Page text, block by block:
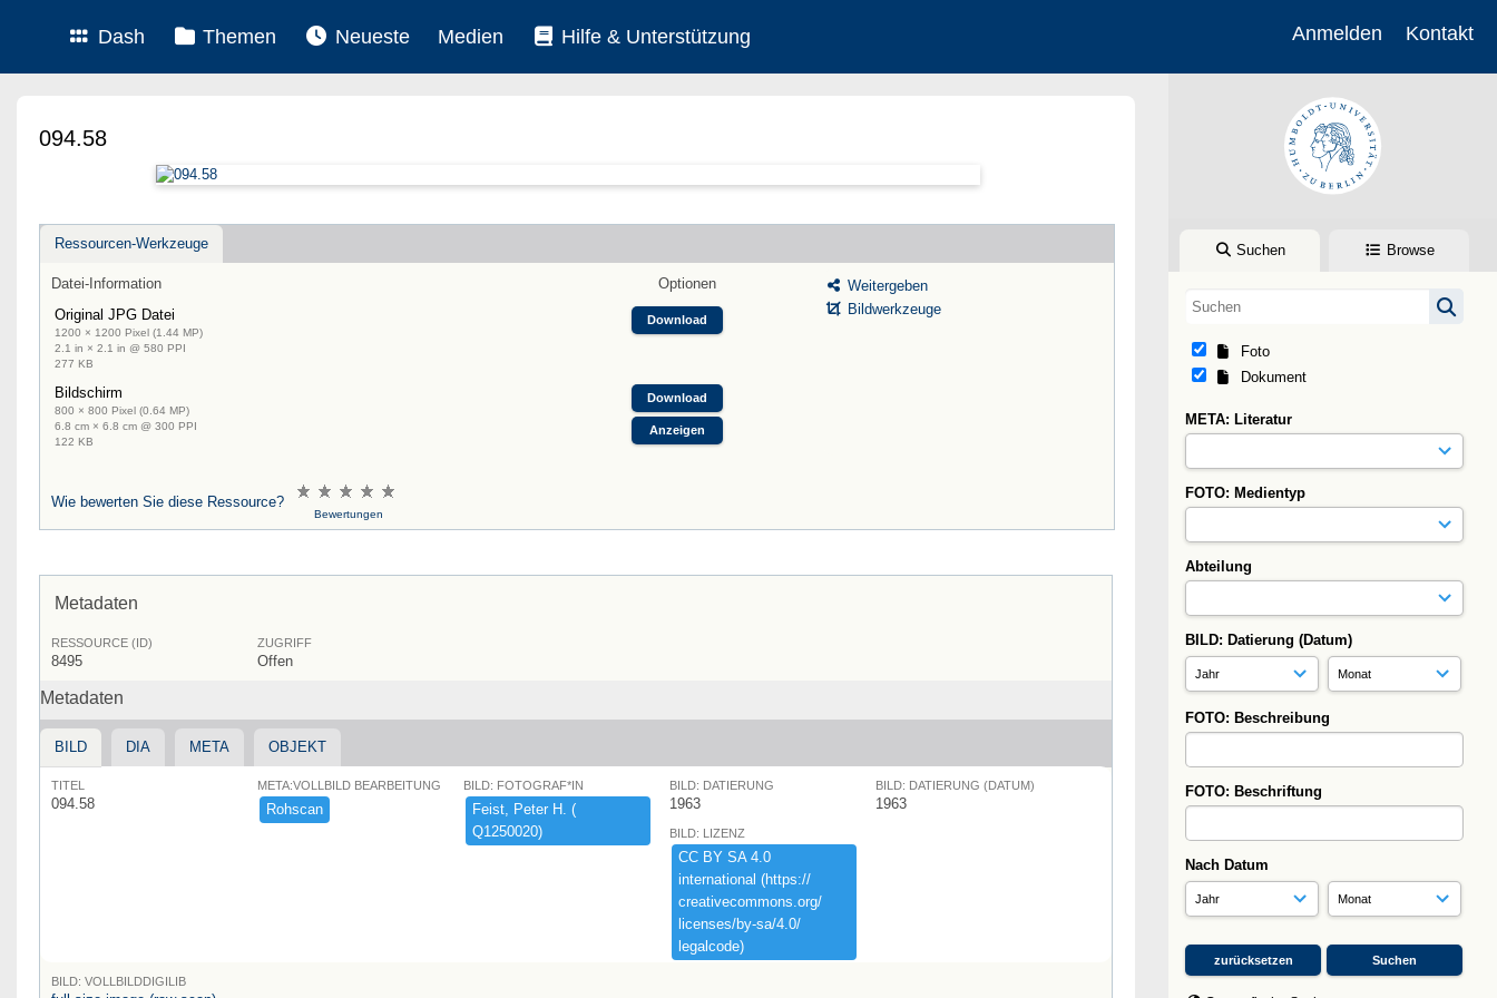
Dash Themen Neueste Medien Hilfe & Unterstützung Anmelden Kontakt
Suchen Browse
Foto
Dokument
META: Literatur
FOTO: Medientyp
Abteilung
BILD: Datierung (Datum)
FOTO: Beschreibung
FOTO: Beschriftung
Nach Datum
094.58
Ressourcen-Werkzeuge
Datei-Information
Optionen
Original JPG Datei
1200 × 1200 Pixel (1.44 MP)
2.1 in × 2.1 in @ 580 PPI
277 KB
Download
Bildschirm
800 × 800 Pixel (0.64 MP)
6.8 cm × 6.8 cm @ 300 PPI
122 KB
Download
Anzeigen
Weitergeben
Bildwerkzeuge
Wie bewerten Sie diese Ressource?
Bewertungen
Metadaten
RESSOURCE (ID)
8495
ZUGRIFF
Offen
Metadaten
BILD DIA META OBJEKT
TITEL
094.58
META:VOLLBILD BEARBEITUNG
Rohscan
BILD: FOTOGRAF*IN
Feist,​ ​Peter ​H.​ ​(​
Q1250020)​
BILD: DATIERUNG
1963
BILD: DATIERUNG (DATUM)
1963
BILD: LIZENZ
CC ​BY ​SA ​4.​0 ​
international ​(​https:​/​/​
creativecommons.​org/​
licenses/​by-​sa/​4.​0/​
legalcode)​
BILD: VOLLBILDDIGILIB